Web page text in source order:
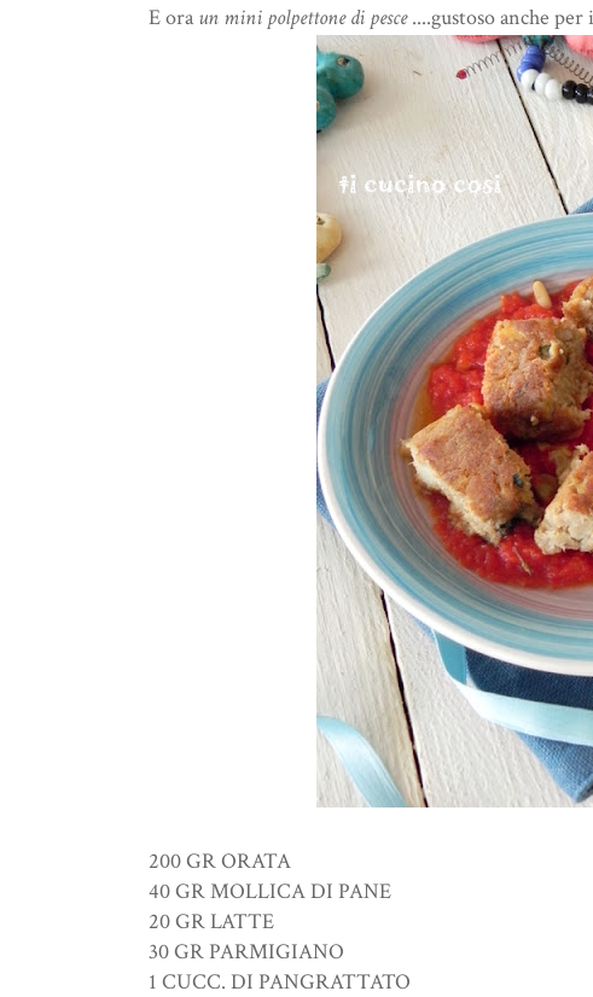
E oraun mini polpettone di pesce....gustoso anche per
200 GR ORATA
40 GR MOLLICA DI PANE
20 GR LATTE
30 GR PARMIGIANO
1 CUCC. DI PANGRATTATO